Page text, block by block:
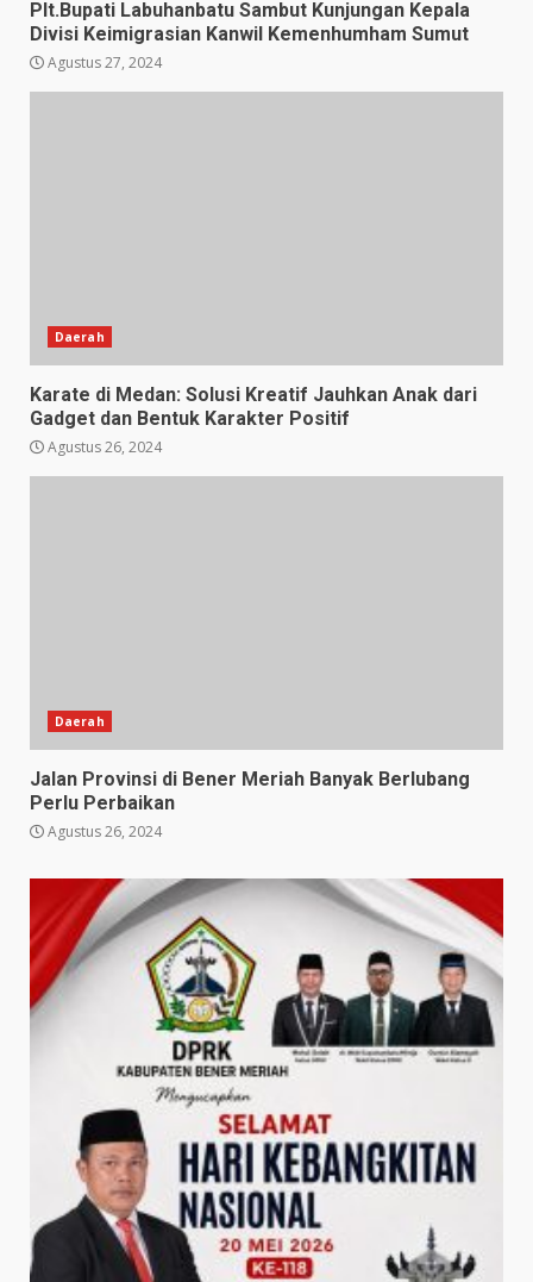
Plt.Bupati Labuhanbatu Sambut Kunjungan Kepala
Divisi Keimigrasian Kanwil Kemenhumham Sumut
Agustus 27, 2024
Daerah
Karate di Medan: Solusi Kreatif Jauhkan Anak dari
Gadget dan Bentuk Karakter Positif
Agustus 26, 2024
Daerah
Jalan Provinsi di Bener Meriah Banyak Berlubang
Perlu Perbaikan
Agustus 26, 2024